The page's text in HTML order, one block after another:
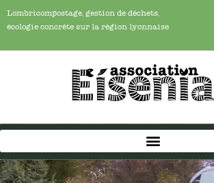
Lombricompostage, gestion de déchets,
écologie concrête sur la région lyonnaise